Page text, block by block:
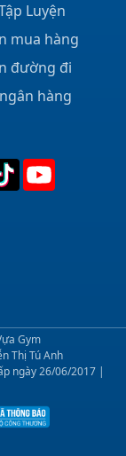
Luyện
mua hàng
đường đi
hàng
Gym
Thị Tú Anh
ngày 26/06/2017 |